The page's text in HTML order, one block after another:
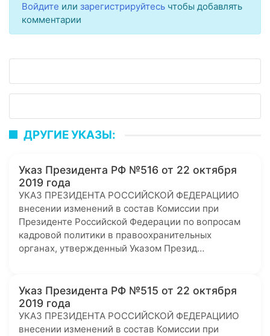
Войдите или зарегистрируйтесь чтобы добавлять
комментарии
ДРУГИЕ УКАЗЫ:
Указ Президента РФ №516 от 22 октября
2019 года
УКАЗ ПРЕЗИДЕНТА РОССИЙСКОЙ ФЕДЕРАЦИИО
внесении изменений в состав Комиссии при
Президенте Российской Федерации по вопросам
кадровой политики в правоохранительных
органах, утвержденный Указом Презид…
Указ Президента РФ №515 от 22 октября
2019 года
УКАЗ ПРЕЗИДЕНТА РОССИЙСКОЙ ФЕДЕРАЦИИО
внесении изменений в состав Комиссии при